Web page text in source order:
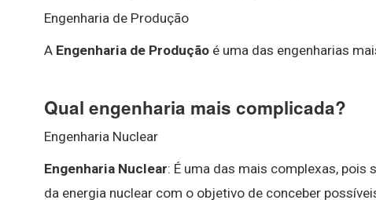
Engenharia de Produção
A Engenharia de Produção é uma das engenharias
Qual engenharia mais complicada?
Engenharia Nuclear
Engenharia Nuclear: É uma das mais complexas,
da energia nuclear com o objetivo de conceber